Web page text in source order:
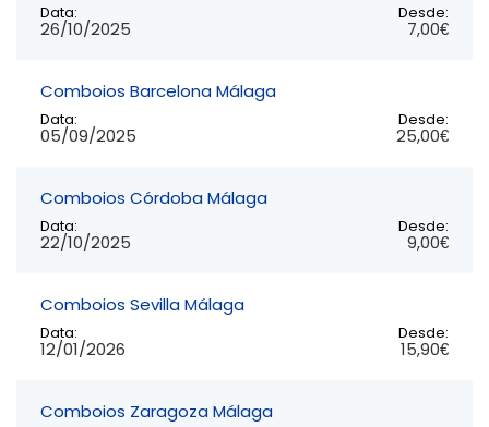
Data:
26/10/2025
Desde:
7,00€
Comboios Barcelona Málaga
Data:
05/09/2025
Desde:
25,00€
Comboios Córdoba Málaga
Data:
22/10/2025
Desde:
9,00€
Comboios Sevilla Málaga
Data:
12/01/2026
Desde:
15,90€
Comboios Zaragoza Málaga